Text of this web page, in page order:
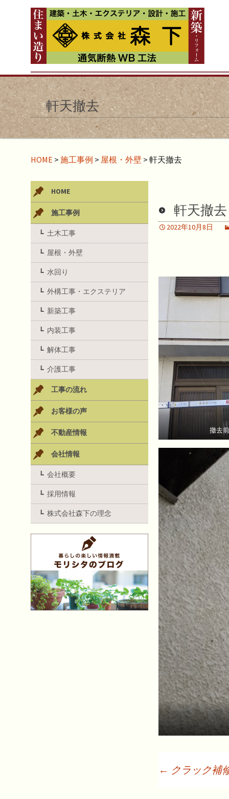
軒天撤去
HOME > 施工事例 > 屋根・外壁 > 軒天撤去
軒天撤去
2022年10月8日
撤去
← クラック補
HOME
施工事例
土木工事
屋根・外壁
水回り
外構工事・エクステリア
新築工事
内装工事
解体工事
介護工事
工事の流れ
お客様の声
不動産情報
会社情報
会社概要
採用情報
株式会社森下の理念